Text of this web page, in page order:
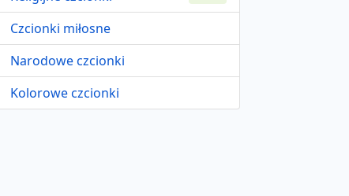
Czcionki miłosne
Narodowe czcionki
Kolorowe czcionki